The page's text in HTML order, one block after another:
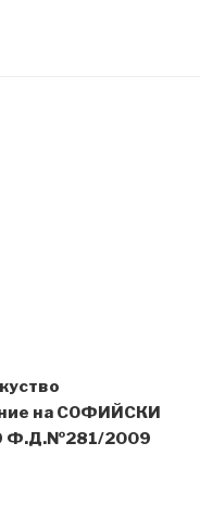
на СОФИЙСКИ
Ф.Д.№281/2009